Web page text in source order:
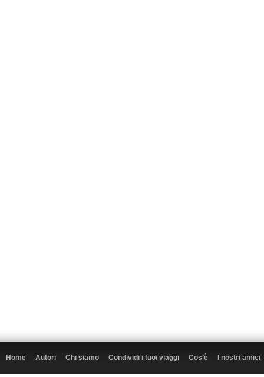
Home Autori Chi siamo Condividi i tuoi viaggi Cos’è I nostri amici